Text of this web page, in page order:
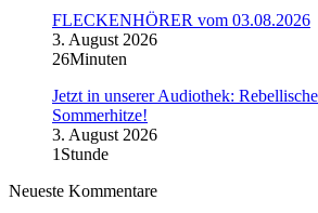
FLECKENHÖRER vom 03.08.2026
3. August 2026
26Minuten
Jetzt in unserer Audiothek:
Sommerhitze!
3. August 2026
1Stunde
Neueste Kommentare